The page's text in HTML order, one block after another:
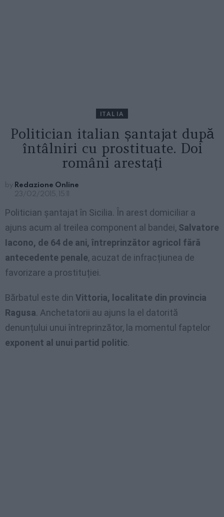
ITALIA
Politician italian șantajat după
întâlniri cu prostituate. Doi
români arestați
by Redazione Online
23/02/2015, 15:11
Politician șantajat în Sicilia. În arest domiciliar a
ajuns acum al treilea component al bandei, Salvatore
Iacono, de 64 de ani, întreprinzător agricol fără
antecedente penale, acuzat de infracțiunea de
favorizare a prostituției.
Bărbatul este din Vittoria, localitate din provincia
Ragusa. Anchetatorii au ajuns la el datorită
denunțului unui întreprinzător, la momentul faptelor
exponent al unui partid politic.